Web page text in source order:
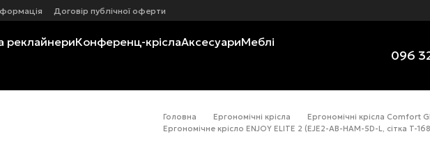
Договір публічної оферти
реклайнериКонференц-кріслаАксесуариМеблі
096
Головна Ергономічні крісла
Ергономічні крісла Comfort
Ергономічне крісло ENJOY ELITE 2 (EJE2-AB-HAM-5D-L, сітка T-